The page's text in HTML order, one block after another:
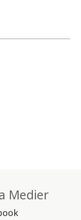
Medier